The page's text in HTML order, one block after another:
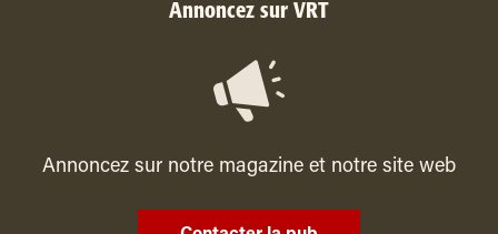
Annoncez sur VRT
Annoncez sur notre magazine et notre site web